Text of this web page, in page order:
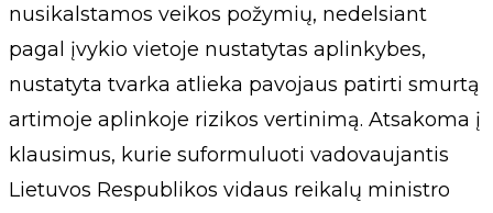
nusikalstamos veikos požymių, nedelsiant
pagal įvykio vietoje nustatytas aplinkybes,
nustatyta tvarka atlieka pavojaus patirti smurtą
artimoje aplinkoje rizikos vertinimą. Atsakoma į
klausimus, kurie suformuluoti vadovaujantis
Lietuvos Respublikos vidaus reikalų ministro